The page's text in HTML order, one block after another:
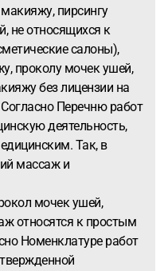
пирсингу
не относящихся к
салоны),
проколу мочек ушей,
без лицензии на
Перечню работ
деятельность,
Так, в
массаж и
мочек ушей,
относятся к простым
Номенклатуре работ